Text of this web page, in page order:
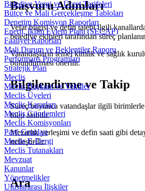
Belediye Vergi ve Ücret Tarifeleri
Bütçe ve Mali Gerçekleşme Tabloları
Denetim Komisyon Raporları
Enerji, İklim Eylem Planı (SECAP)
Faaliyet Raporları
Mali Durum ve Beklentiler Raporu
Performans Programları
Stratejik Plan
Meclis
Meclis Başkanı ve Vekiller
Meclis Üyeleri
Meclis Kararları
Meclis Gündemleri
Meclis Komisyonları
Parti Grupları
Meclis E-Dergi
Meclis Tutanakları
Mevzuat
Kanunlar
Yönetmelikler
Uluslararası İlişkiler
Ara
Başvuru Adımları
Vefat bilgisi ve defin talebi ilgili
belediye ekipleri tarafından süreç
Vatandaşların temel kimlik ve sağlık
bulundurması önerilir.
Bilgilendirme ve Takip
Süreç boyunca vatandaşlar ilgili
bilgi alabilir.
Mezarlık yerleşimi ve defin saati gibi
netleştirilir.